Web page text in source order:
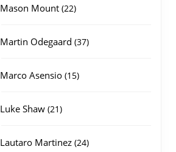
Mason Mount 2222
Martin Odegaard 3737
Marco Asensio 1515
Luke Shaw 2121
Lautaro Martinez 2424